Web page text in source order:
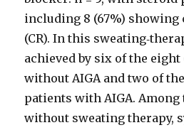
including 8 (67%) showing
(CR). In this
achieved by six of the eight
without AIGA and two of
patients with AIGA. Among
without sweating therapy,